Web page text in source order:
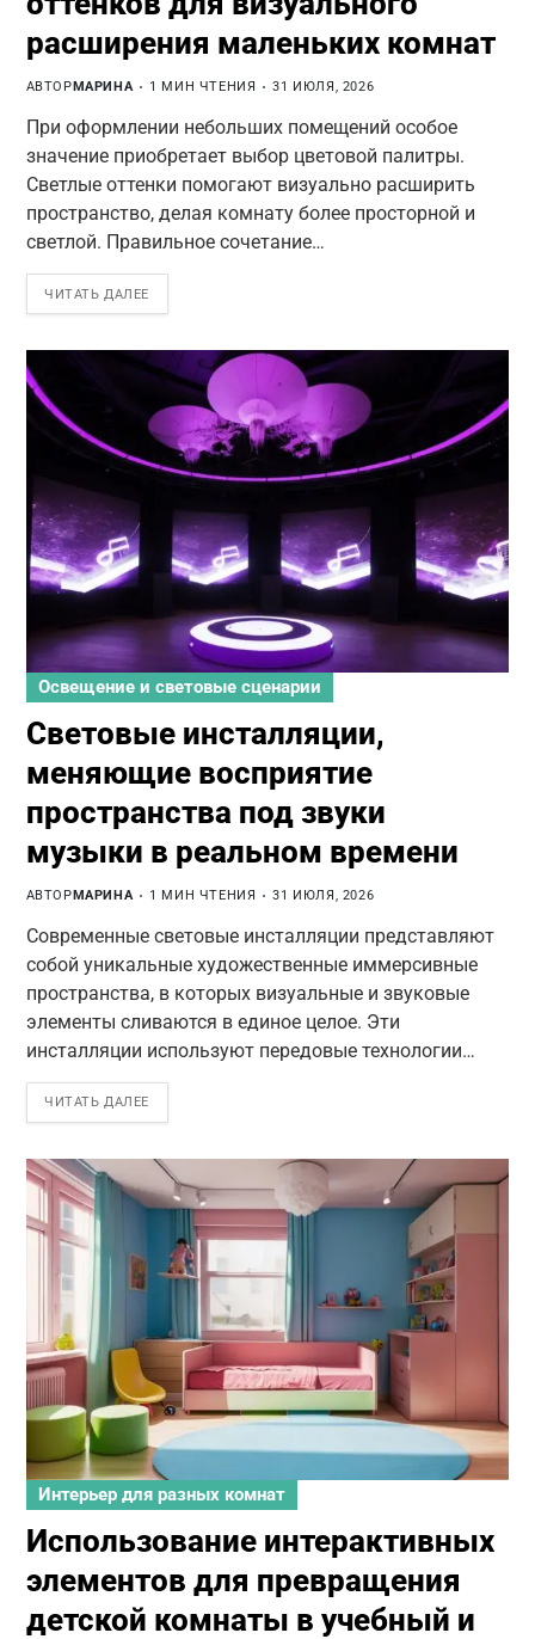
расширения маленьких комнат
АВТОР МАРИНА 1 МИН ЧТЕНИЯ 31 ИЮЛЯ, 2026
При оформлении небольших помещений особое
значение приобретает выбор цветовой палитры.
Светлые оттенки помогают визуально расширить
пространство, делая комнату более просторной и
светлой. Правильное сочетание…
ЧИТАТЬ ДАЛЕЕ
Освещение и световые сценарии
Световые инсталляции,
меняющие восприятие
пространства под звуки
музыки в реальном времени
АВТОРМАРИНА 1 МИН ЧТЕНИЯ 31 ИЮЛЯ, 2026
Современные световые инсталляции представляют
собой уникальные художественные иммерсивные
пространства, в которых визуальные и звуковые
элементы сливаются в единое целое. Эти
инсталляции используют передовые технологии…
ЧИТАТЬ ДАЛЕЕ
Интерьер для разных комнат
Использование интерактивных
элементов для превращения
детской комнаты в учебный и